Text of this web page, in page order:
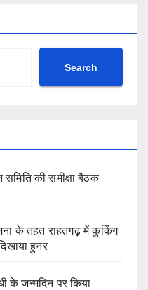
Search
समिति की समीक्षा बैठक
के तहत राहतगढ़ में कुकिंग
हुनर
के जन्मदिन पर किया